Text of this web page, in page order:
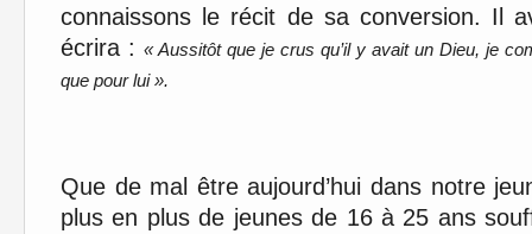
connaissons le récit de sa conversion. Il
écrira : « Aussitôt que je crus qu’il y avait un Dieu, je
que pour lui ».
Que de mal être aujourd’hui dans notre
plus en plus de jeunes de 16 à 25 ans